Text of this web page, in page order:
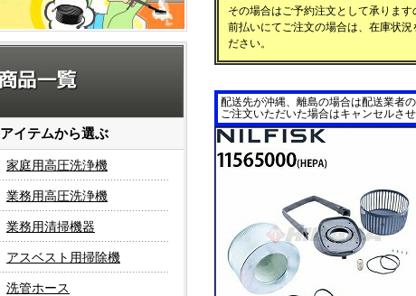
アイテムから選ぶ
家庭用高圧洗浄機
業務用高圧洗浄機
業務用清掃機器
アスベスト用掃除機
洗管ホース
その場合はご予約注文として承ります
前払いにてご注文の場合は、在庫状
ださい。
配送先が沖縄、離島の場合は配送業者
ご注文いただいた場合はキャンセルさ